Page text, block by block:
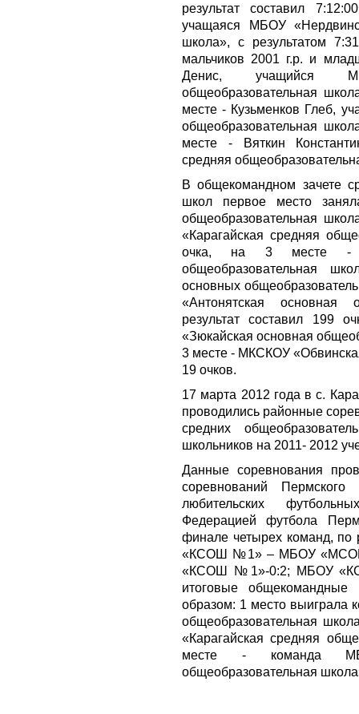
результат составил
учащаяся МБОУ
школа», с результатом
мальчиков 2001 г.р. и
Денис, учащийся
общеобразовательная
месте - Кузьменков Глеб,
общеобразовательная
месте - Вяткин
средняя
В общекомандном зачете
школ первое место
общеобразовательная
«Карагайская средняя
очка, на 3 месте -
общеобразовательная
основных
«Антонятская основная
результат составил 199
«Зюкайская основная
3 месте - МКСКОУ
19 очков.
17 марта 2012 года в с.
проводились районные
средних
школьников на 2011- 2012
Данные соревнования
соревнований
любительских
Федерацией футбола
финале четырех команд, по
«КСОШ №1» – МБОУ
«КСОШ №1»-0:2; МБОУ
итоговые общекомандные
образом: 1 место выиграла
общеобразовательная
«Карагайская средняя
месте - команда
общеобразовательная